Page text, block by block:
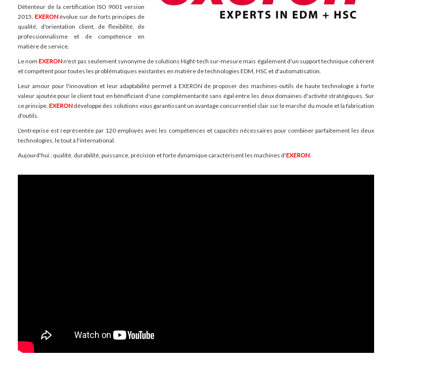
Détenteur de la certification ISO 9001 version
2015, EXERON évolue sur de forts principes de
qualité, d'orientation client, de flexibilité, de
professionnalisme et de compétence en
matière de service.
Le nomEXERONn'est pas seulement synonyme de solutions Hight-tech sur-mesure mais également d'un support technique cohérent
et compétent pour toutes les problématiques existantes en matière de technologies EDM, HSC et d'automatisation.
Leur amour pour l'innovation et leur adaptabilité permet à EXERON de proposer des machines-outils de haute technologie à forte
valeur ajoutée pour le client tout en bénéficiant d'une complémentarité sans égal entre les deux domaines d'activité stratégiques. Sur
ce principe,EXERON développe des solutions vous garantissant un avantage concurrentiel clair sur le marché du moule et la fabrication
d'outils.
L'entreprise est représentée par 120 employés avec les compétences et capacités nécessaires pour combiner parfaitement les deux
technologies, le tout à l'international.
Aujourd'hui : qualité, durabilité, puissance, précision et forte dynamique caractérisent les machines d'EXERON.